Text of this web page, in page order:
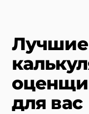
Лучшие
для вас